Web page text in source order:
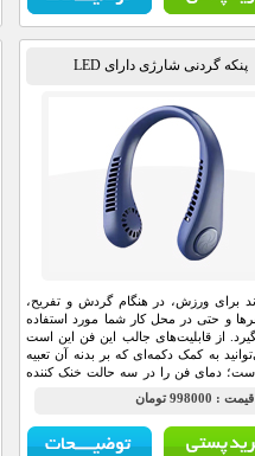
پنکه گردنی شارژی دارای LED
برای ورزش، در هنگام گردش و تفریح،
و حتی در محل کار شما مورد استفاده
از قابلیت‌های جالب این فن این است
به کمک دکمه‌ای که بر بدنه آن تعبیه
دمای فن را در سه حالت خنک کننده
و زیاد تنظیم کنید. با فشردن تنها یک
شروع به کار می‌کند و با همان دکمه
دما را کم و زیاد کنید. منبع تغذیه این فن
باتری است وبه وسیله کابل Micro USB می‌توانید
قيمت : 998000 تومان